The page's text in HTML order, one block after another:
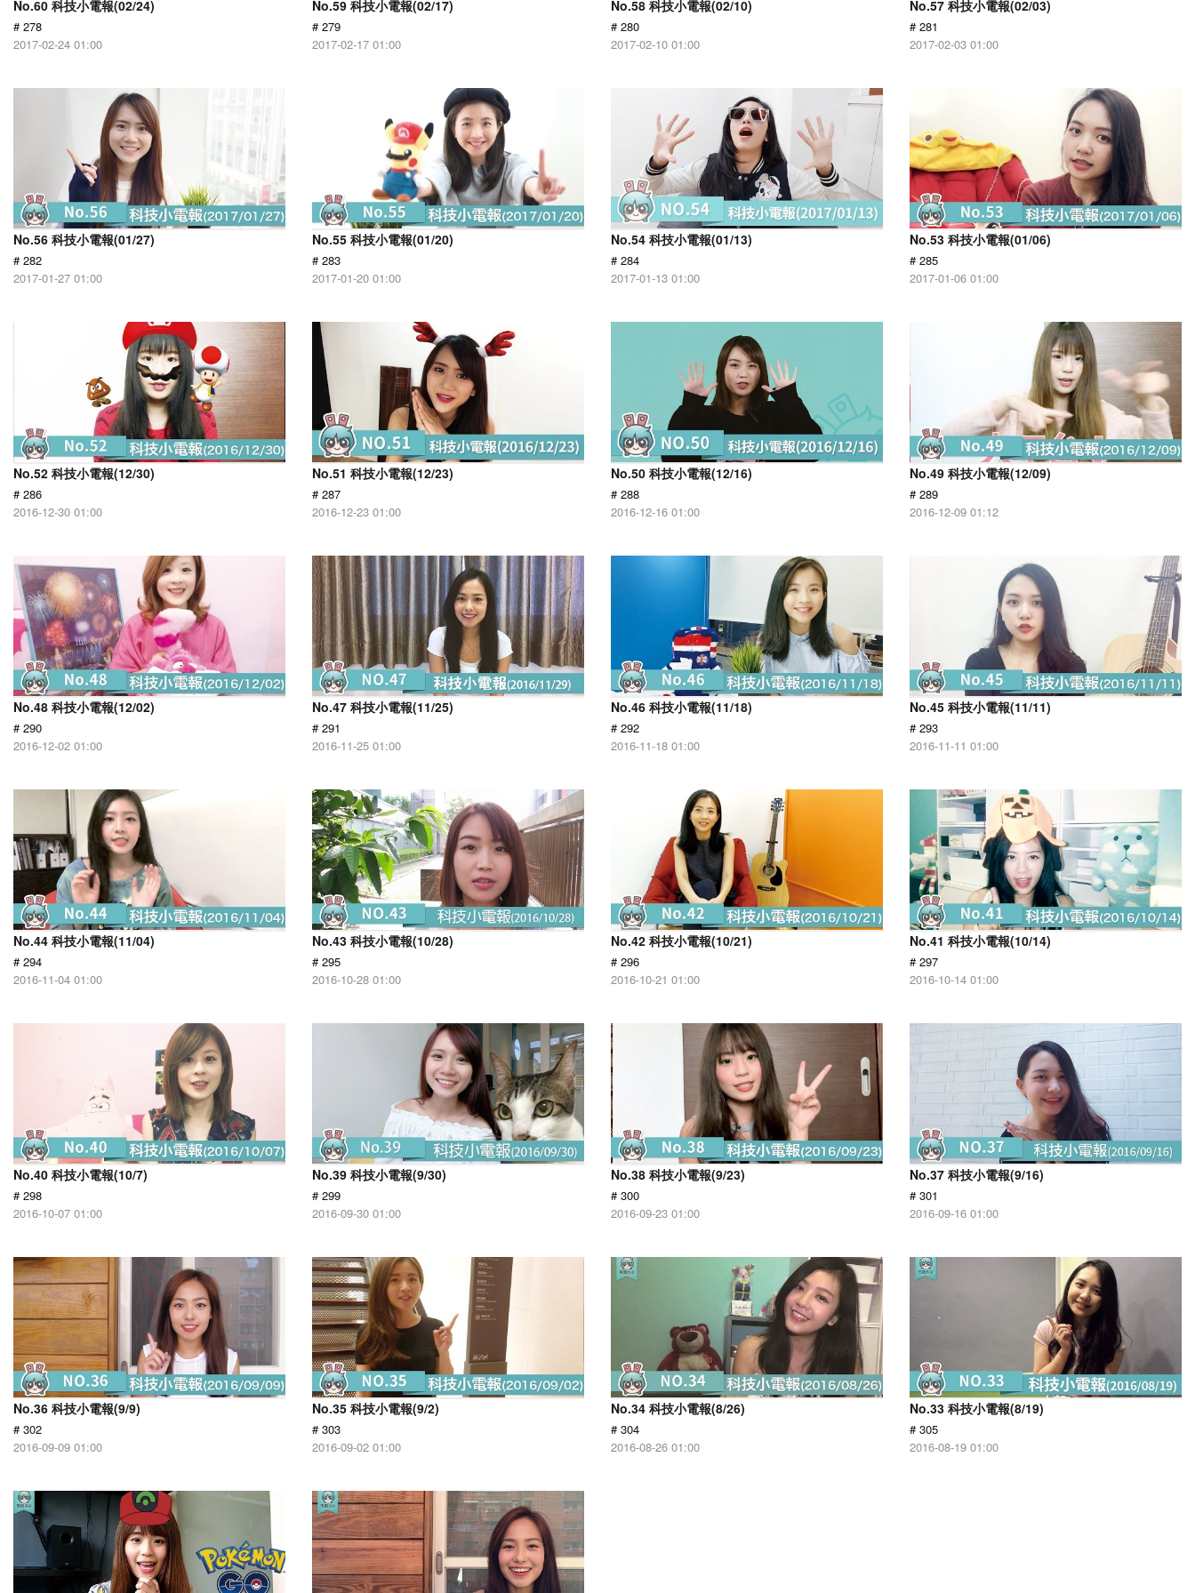
No.60 科技小電報(02/24)
# 278
2017-02-24 01:00
No.59 科技小電報(02/17)
# 279
2017-02-17 01:00
No.58 科技小電報(02/10)
# 280
2017-02-10 01:00
No.57 科技小電報(02/03)
# 281
2017-02-03 01:00
No.56 科技小電報(01/27)
# 282
2017-01-27 01:00
No.55 科技小電報(01/20)
# 283
2017-01-20 01:00
No.54 科技小電報(01/13)
# 284
2017-01-13 01:00
No.53 科技小電報(01/06)
# 285
2017-01-06 01:00
No.52 科技小電報(12/30)
# 286
2016-12-30 01:00
No.51 科技小電報(12/23)
# 287
2016-12-23 01:00
No.50 科技小電報(12/16)
# 288
2016-12-16 01:00
No.49 科技小電報(12/09)
# 289
2016-12-09 01:12
No.48 科技小電報(12/02)
# 290
2016-12-02 01:00
No.47 科技小電報(11/25)
# 291
2016-11-25 01:00
No.46 科技小電報(11/18)
# 292
2016-11-18 01:00
No.45 科技小電報(11/11)
# 293
2016-11-11 01:00
No.44 科技小電報(11/04)
# 294
2016-11-04 01:00
No.43 科技小電報(10/28)
# 295
2016-10-28 01:00
No.42 科技小電報(10/21)
# 296
2016-10-21 01:00
No.41 科技小電報(10/14)
# 297
2016-10-14 01:00
No.40 科技小電報(10/7)
# 298
2016-10-07 01:00
No.39 科技小電報(9/30)
# 299
2016-09-30 01:00
No.38 科技小電報(9/23)
# 300
2016-09-23 01:00
No.37 科技小電報(9/16)
# 301
2016-09-16 01:00
No.36 科技小電報(9/9)
# 302
2016-09-09 01:00
No.35 科技小電報(9/2)
# 303
2016-09-02 01:00
No.34 科技小電報(8/26)
# 304
2016-08-26 01:00
No.33 科技小電報(8/19)
# 305
2016-08-19 01:00